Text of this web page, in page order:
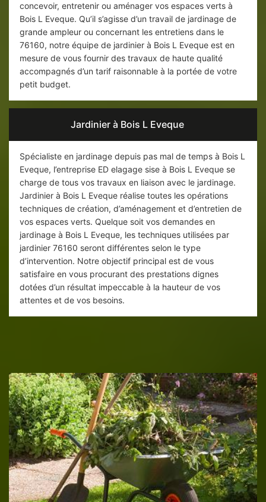
concevoir, entretenir ou aménager vos espaces verts à
Bois L Eveque. Qu’il s’agisse d’un travail de jardinage de
grande ampleur ou concernant les entretiens dans le
76160, notre équipe de jardinier à Bois L Eveque est en
mesure de vous fournir des travaux de haute qualité
accompagnés d’un tarif raisonnable à la portée de votre
petit budget.
Jardinier à Bois L Eveque
Spécialiste en jardinage depuis pas mal de temps à Bois L
Eveque, l’entreprise ED elagage sise à Bois L Eveque se
charge de tous vos travaux en liaison avec le jardinage.
Jardinier à Bois L Eveque réalise toutes les opérations
techniques de création, d’aménagement et d’entretien de
vos espaces verts. Quelque soit vos demandes en
jardinage à Bois L Eveque, les techniques utilisées par
jardinier 76160 seront différentes selon le type
d’intervention. Notre objectif principal est de vous
satisfaire en vous procurant des prestations dignes
dotées d’un résultat impeccable à la hauteur de vos
attentes et de vos besoins.